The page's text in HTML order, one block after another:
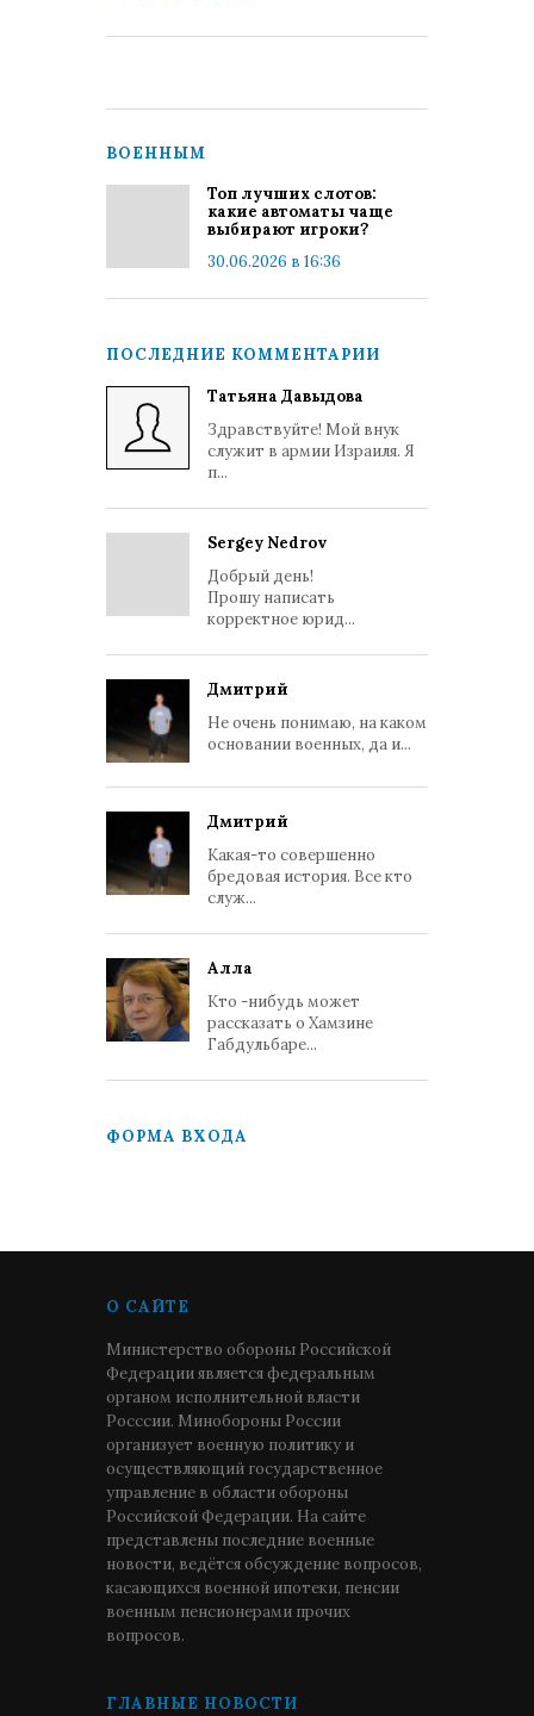
ВОЕННЫМ
Топ лучших слотов:
какие автоматы чаще
выбирают игроки?
30.06.2026 в 16:36
ПОСЛЕДНИЕ КОММЕНТАРИИ
Татьяна Давыдова
Здравствуйте! Мой внук
служит в армии Израиля. Я
п...
Sergey Nedrov
Добрый день!
Прошу написать
корректное юрид...
Дмитрий
Не очень понимаю, на каком
основании военных, да и...
Дмитрий
Какая-то совершенно
бредовая история. Все кто
служ...
Алла
Кто -нибудь может
рассказать о Хамзине
Габдульбаре...
ФОРМА ВХОДА
О САЙТЕ
Министерство обороны Российской
Федерации является федеральным
органом исполнительной власти
Росссии. Минобороны России
организует военную политику и
осуществляющий государственное
управление в области обороны
Российской Федерации. На сайте
представлены последние военные
новости, ведётся обсуждение вопросов,
касающихся военной ипотеки, пенсии
военным пенсионерами прочих
вопросов.
ГЛАВНЫЕ НОВОСТИ